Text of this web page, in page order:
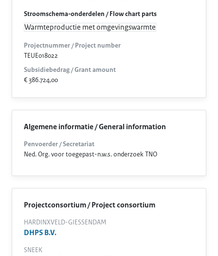
Stroomschema-onderdelen / Flow chart parts
Warmteproductie met omgevingswarmte
Projectnummer / Project number
TEUE018022
Subsidiebedrag / Grant amount
€ 386.724,00
Algemene informatie / General information
Penvoerder / Secretariat
Ned. Org. voor toegepast-n.w.s. onderzoek TNO
Projectconsortium / Project consortium
HARDINXVELD-GIESSENDAM
DHPS B.V.
SNEEK